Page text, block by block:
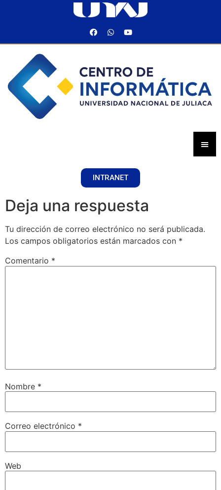
INTRANET
Deja una respuesta
Tu dirección de correo electrónico no será publicada.
Los campos obligatorios están marcados con *
Comentario *
Nombre *
Correo electrónico *
Web